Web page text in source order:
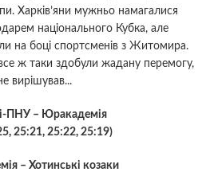
Харків’яни мужньо намагалися
національного Кубка, але
на боці спортсменів з Житомира.
ж таки здобули жадану перемогу,
вирішував...
ПНУ – Юракадемія
25:21, 25:22, 25:19)
– Хотинські козаки